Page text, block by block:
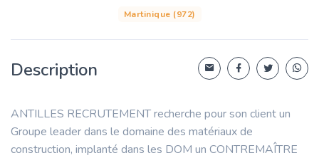
Martinique (972)
Description
ANTILLES RECRUTEMENT recherche pour son client un
Groupe leader dans le domaine des matériaux de
construction, implanté dans les DOM un CONTREMAÎTRE